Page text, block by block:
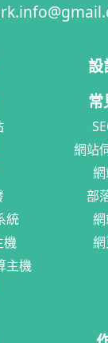
統
機
主機
設
常
網站
部